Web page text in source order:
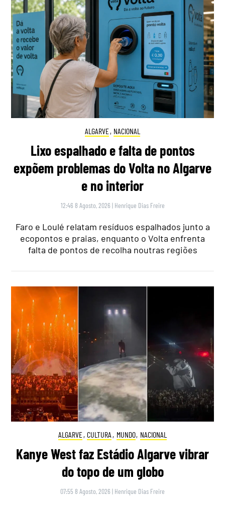
ALGARVE, NACIONAL
Lixo espalhado e falta de pontos
expõem problemas do Volta no Algarve
e no interior
12:46 8 Agosto, 2026 | Henrique Dias Freire
Faro e Loulé relatam resíduos espalhados junto a
ecopontos e praias, enquanto o Volta enfrenta
falta de pontos de recolha noutras regiões
ALGARVE, CULTURA , MUNDO, NACIONAL
Kanye West faz Estádio Algarve vibrar
do topo de um globo
07:55 8 Agosto, 2026 | Henrique Dias Freire